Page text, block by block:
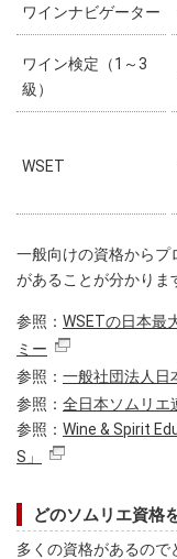
ワインナビゲーター
ワイン検定（1～3
級）
WSET
一般向けの資格からプ
があることが分かりま
参照： WSETの日本最
ミー
参照： 一般社団法人日
参照： 全日本ソムリエ
参照： Wine & Spirit
S」
どのソムリエ資格
多くの資格があるので